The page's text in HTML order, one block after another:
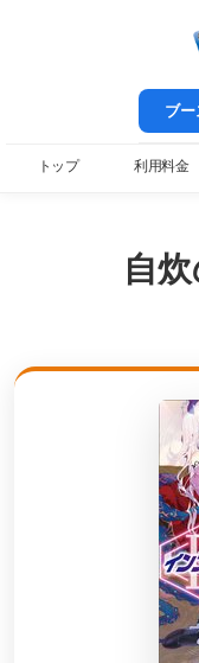
ブ
トップ 利用料金
自